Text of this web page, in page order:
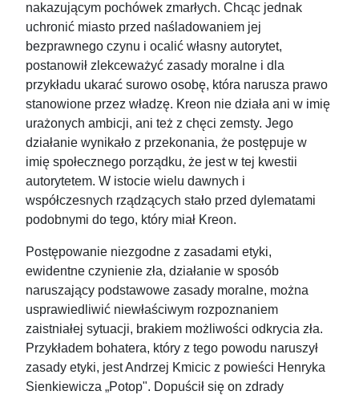
nakazującym pochówek zmarłych. Chcąc jednak
uchronić miasto przed naśladowaniem jej
bezprawnego czynu i ocalić własny autorytet,
postanowił zlekceważyć zasady moralne i dla
przykładu ukarać surowo osobę, która narusza prawo
stanowione przez władzę. Kreon nie działa ani w imię
urażonych ambicji, ani też z chęci zemsty. Jego
działanie wynikało z przekonania, że postępuje w
imię społecznego porządku, że jest w tej kwestii
autorytetem. W istocie wielu dawnych i
współczesnych rządzących stało przed dylematami
podobnymi do tego, który miał Kreon.
Postępowanie niezgodne z zasadami etyki,
ewidentne czynienie zła, działanie w sposób
naruszający podstawowe zasady moralne, można
usprawiedliwić niewłaściwym rozpoznaniem
zaistniałej sytuacji, brakiem możliwości odkrycia zła.
Przykładem bohatera, który z tego powodu naruszył
zasady etyki, jest Andrzej Kmicic z powieści Henryka
Sienkiewicza „Potop". Dopuścił się on zdrady